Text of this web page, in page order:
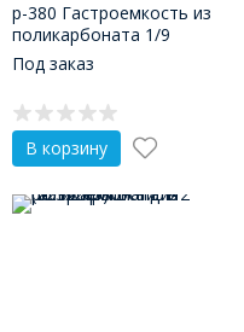
р-380 Гастроемкость из
поликарбоната 1/9
(176х108х65)
Под заказ
В корзину